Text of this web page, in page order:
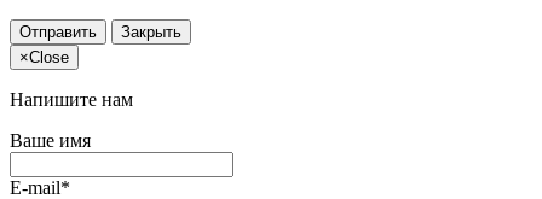
Отправить
Закрыть
×Close
Напишите нам
Ваше имя
E-mail*